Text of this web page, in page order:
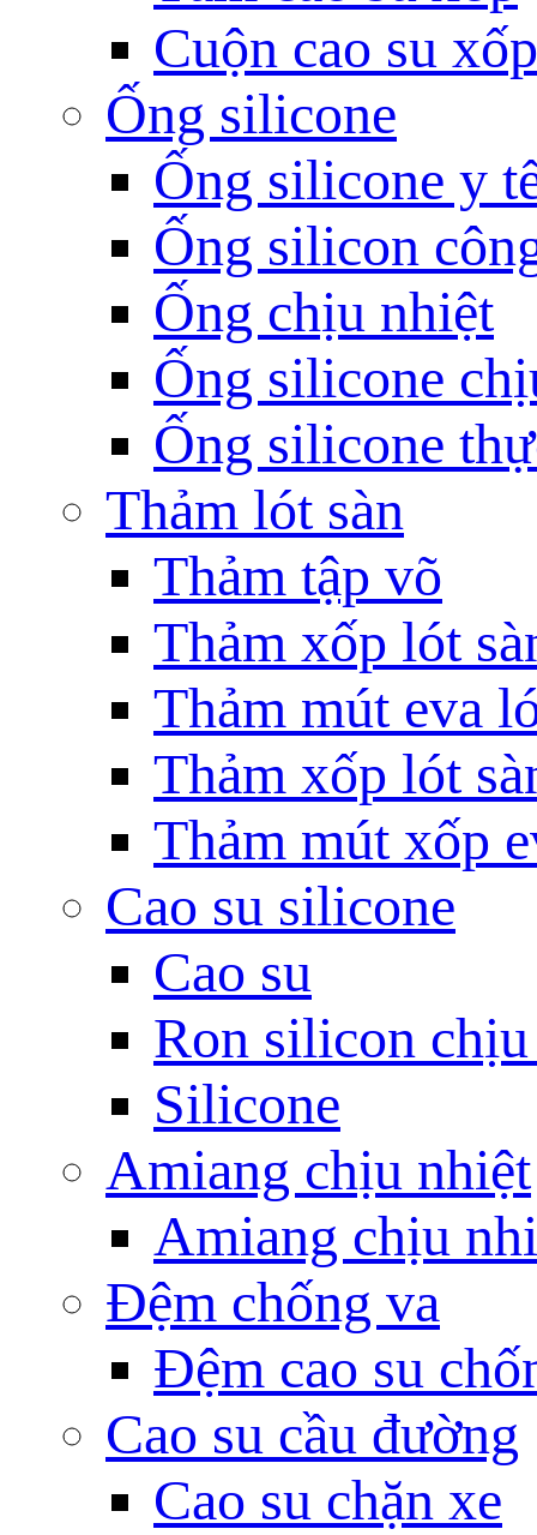
Cuộn cao su xốp
Ống silicone
Ống silicone y
Ống silicon
Ống chịu nhiệt
Ống silicone
Ống silicone
Thảm lót sàn
Thảm tập võ
Thảm xốp lót
Thảm mút eva
Thảm xốp lót
Thảm mút xốp
Cao su silicone
Cao su
Ron silicon
Silicone
Amiang chịu nhiệt
Amiang chịu
Đệm chống va
Đệm cao su
Cao su cầu đường
Cao su chặn xe